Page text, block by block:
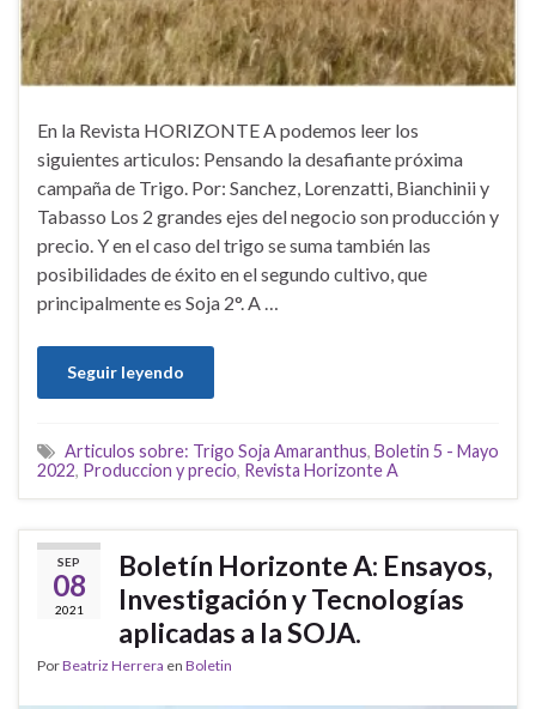
En la Revista HORIZONTE A podemos leer los
siguientes articulos: Pensando la desafiante próxima
campaña de Trigo. Por: Sanchez, Lorenzatti, Bianchinii y
Tabasso Los 2 grandes ejes del negocio son producción y
precio. Y en el caso del trigo se suma también las
posibilidades de éxito en el segundo cultivo, que
principalmente es Soja 2°. A …
Seguir leyendo
Articulos sobre: Trigo Soja Amaranthus, Boletin 5 - Mayo
2022, Produccion y precio, Revista Horizonte A
SEP
08
2021
Boletín Horizonte A: Ensayos,
Investigación y Tecnologías
aplicadas a la SOJA.
PorBeatriz Herrera en Boletin